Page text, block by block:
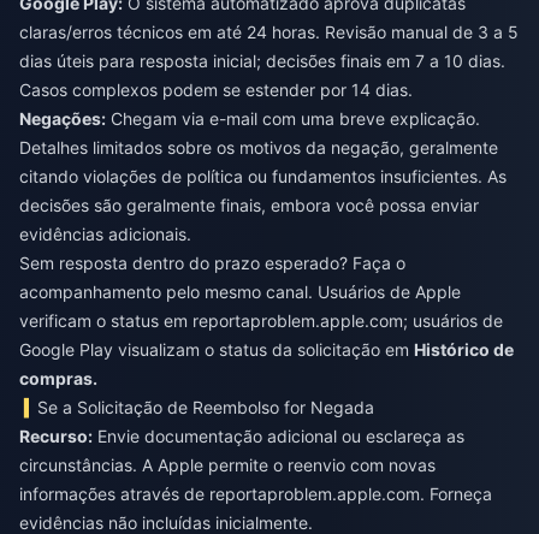
claras/erros técnicos em até 24 horas. Revisão manual de 3 a 5
dias úteis para resposta inicial; decisões finais em 7 a 10 dias.
Casos complexos podem se estender por 14 dias.
Negações: Chegam via e-mail com uma breve explicação.
Detalhes limitados sobre os motivos da negação, geralmente
citando violações de política ou fundamentos insuficientes. As
decisões são geralmente finais, embora você possa enviar
evidências adicionais.
Sem resposta dentro do prazo esperado? Faça o
acompanhamento pelo mesmo canal. Usuários de Apple
verificam o status em reportaproblem.apple.com; usuários de
Google Play visualizam o status da solicitação em Histórico de
compras.
Se a Solicitação de Reembolso for Negada
Recurso: Envie documentação adicional ou esclareça as
circunstâncias. A Apple permite o reenvio com novas
informações através de reportaproblem.apple.com. Forneça
evidências não incluídas inicialmente.